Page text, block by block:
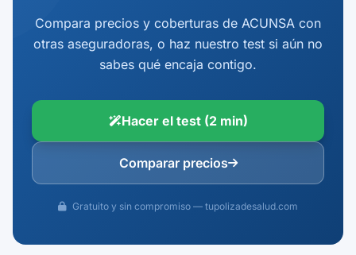
Compara precios y coberturas de ACUNSA con
otras aseguradoras, o haz nuestro test si aún no
sabes qué encaja contigo.
Hacer el test (2 min)
Comparar precios
Gratuito y sin compromiso — tupolizadesalud.com